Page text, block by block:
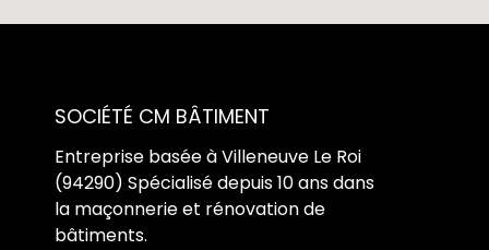
SOCIÉTÉ CM BÂTIMENT
Entreprise basée à Villeneuve Le Roi
(94290) Spécialisé depuis 10 ans dans
la maçonnerie et rénovation de
bâtiments.